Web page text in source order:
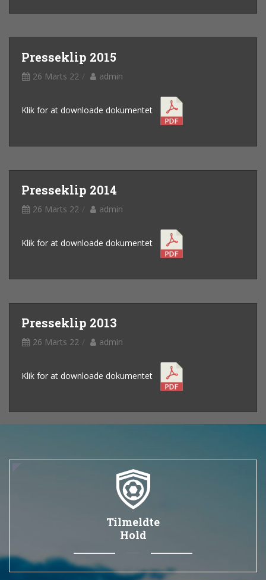
Presseklip 2015
26 Marts 22 admin
Klik for at downloade dokumentet
Presseklip 2014
26 Marts 22 admin
Klik for at downloade dokumentet
Presseklip 2013
26 Marts 22 admin
Klik for at downloade dokumentet
Tilmeldte
Hold